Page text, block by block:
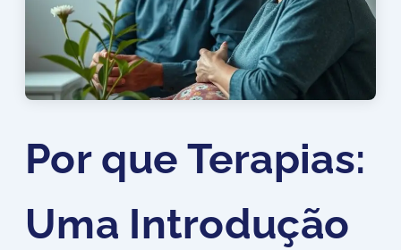
Por que Terapias:
Uma Introdução